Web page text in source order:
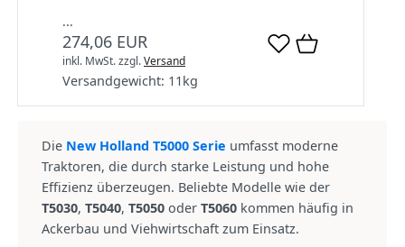
...
274,06 EUR
inkl. MwSt.zzgl.Versand
Versandgewicht: 11 kg
Die New Holland T5000 Serie umfasst moderne
Traktoren, die durch starke Leistung und hohe
Effizienz überzeugen. Beliebte Modelle wie der
T5030, T5040, T5050 oder T5060 kommen häufig in
Ackerbau und Viehwirtschaft zum Einsatz.